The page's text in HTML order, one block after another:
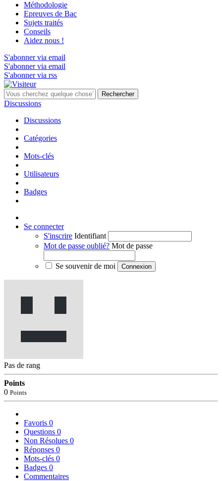
Méthodologie
Epreuves de Bac
Sujets traités
Conseils
Aidez nous !
S'abonner via email
S'abonner via email
S'abonner via rss
Rechercher
Discussions
Discussions
Catégories
Mots-clés
Utilisateurs
Badges
Se connecter
S'inscrire Identifiant
Mot de passe oublié? Mot de passe
Se souvenir de moi
Pas de rang
Points
0 Points
Favoris 0
Questions 0
Non Résolues 0
Réponses 0
Mots-clés 0
Badges 0
Commentaires